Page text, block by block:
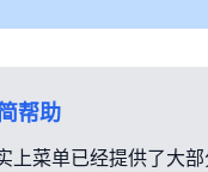
帮助
上菜单已经提供了大